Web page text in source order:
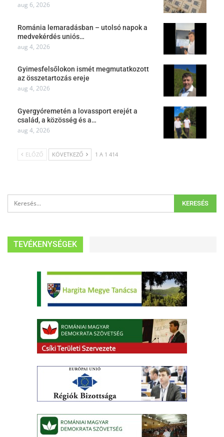
aug 6, 2026
Románia lemaradásban – utolsó napok a
medvekérdés uniós…
aug 4, 2026
Gyimesfelsőlokon ismét megmutatkozott
az összetartozás ereje
aug 4, 2026
Gyergyóremetén a lovassport erejét a
család, a közösség és a…
aug 4, 2026
ELŐZŐ KÖVETKEZŐ 1 A 1 414
TEVÉKENYSÉGEK